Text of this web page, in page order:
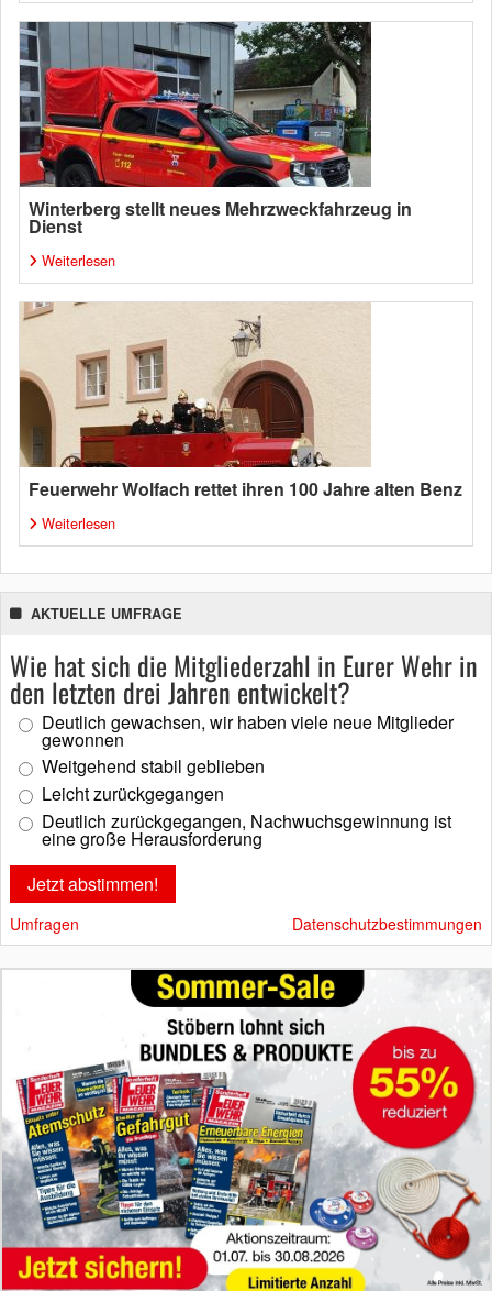
Winterberg stellt neues Mehrzweckfahrzeug in
Dienst
Weiterlesen
Feuerwehr Wolfach rettet ihren 100 Jahre alten Benz
Weiterlesen
AKTUELLE UMFRAGE
Wie hat sich die Mitgliederzahl in Eurer Wehr in
den letzten drei Jahren entwickelt?
Deutlich gewachsen, wir haben viele neue Mitglieder
gewonnen
Weitgehend stabil geblieben
Leicht zurückgegangen
Deutlich zurückgegangen, Nachwuchsgewinnung ist
eine große Herausforderung
Umfragen Datenschutzbestimmungen